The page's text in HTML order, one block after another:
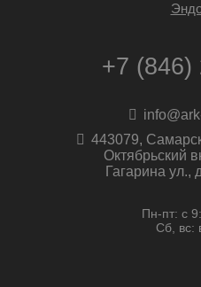
+7 (846)
443079,
Октябрьский
Гагарина ул.,
Пн-пт: с
Сб, вс: